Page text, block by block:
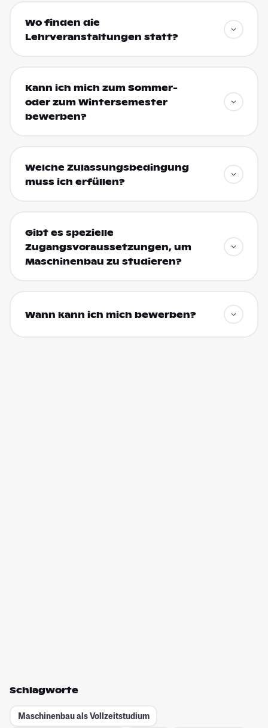
Wo finden die
Lehrveranstaltungen statt?
Kann ich mich zum Sommer-
oder zum Wintersemester
bewerben?
Welche Zulassungsbedingung
muss ich erfüllen?
Gibt es spezielle
Zugangsvoraussetzungen, um
Maschinenbau zu studieren?
Wann kann ich mich bewerben?
Schlagworte
Maschinenbau als Vollzeitstudium